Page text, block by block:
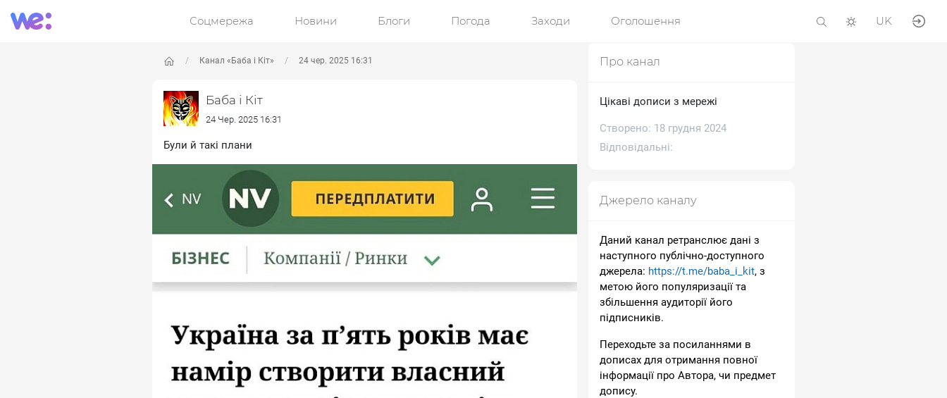
Соцмережа Новини Блоги Погода Заходи Оголошення UK
Канал «Баба і Кіт» 24 чер. 2025 16:31
Баба і Кіт
24 Чер. 2025 16:31
Були й такі плани
Про канал
Цікаві дописи з мережі
Створено: 18 грудня 2024
Відповідальні:
Джерело каналу
Даний канал ретранслює дані з
наступного публічно-доступного
джерела: https://t.me/baba_i_kit, з
метою його популяризації та
збільшення аудиторії його
підписників.
Переходьте за посиланнями в
дописах для отримання повної
інформації про Автора, чи предмет
допису.